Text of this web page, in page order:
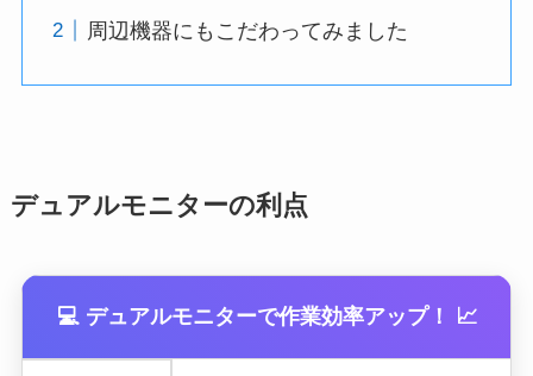
周辺機器にもこだわってみました
デュアルモニターの利点
💻 デュアルモニターで作業効率アップ！ 📈